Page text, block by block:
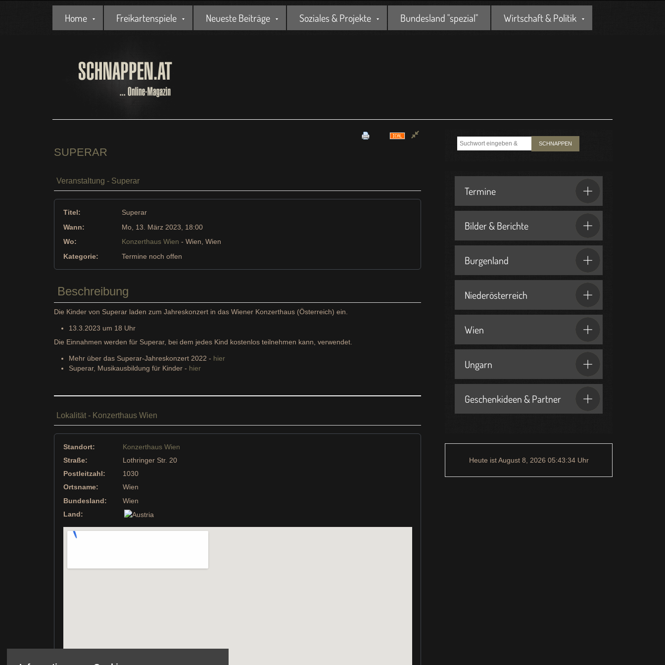
Home Freikartenspiele Neueste Beiträge Soziales & Projekte Bundesland "spezial" Wirtschaft & Politik
SUPERAR
Veranstaltung - Superar
Titel:
Superar
Wann:
Mo, 13. März 2023 , 18:00
Wo:
Konzerthaus Wien - Wien, Wien
Kategorie:
Termine noch offen
Beschreibung
Die Kinder von Superar laden zum Jahreskonzert in das Wiener Konzerthaus (Österreich) ein.
13.3.2023 um 18 Uhr
Die Einnahmen werden für Superar, bei dem jedes Kind kostenlos teilnehmen kann, verwendet.
Mehr über das Superar-Jahreskonzert 2022 - hier
Superar, Musikausbildung für Kinder - hier
Lokalität - Konzerthaus Wien
Standort:
Konzerthaus Wien
Straße:
Lothringer Str. 20
Postleitzahl:
1030
Ortsname:
Wien
Bundesland:
Wien
Land:
SCHNAPPEN
Termine
Bilder & Berichte
Burgenland
Niederösterreich
Wien
Ungarn
Geschenkideen & Partner
Heute istAugust 8, 2026 05:43:34Uhr